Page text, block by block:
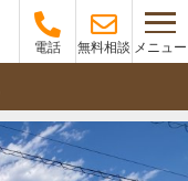
電話 無料相談 メニュー